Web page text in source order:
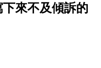
來不及傾訴的